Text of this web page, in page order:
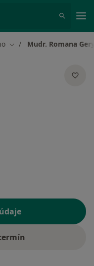
Změna města
Mudr. Romana